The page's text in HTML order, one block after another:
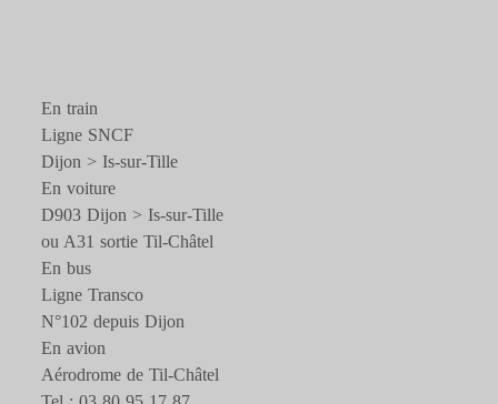
En train
Ligne SNCF
Dijon > Is-sur-Tille
En voiture
D903 Dijon > Is-sur-Tille
ou A31 sortie Til-Châtel
En bus
Ligne Transco
N°102 depuis Dijon
En avion
Aérodrome de Til-Châtel